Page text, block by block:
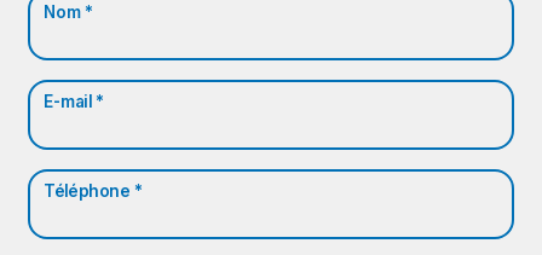
Nom *
E-mail *
Téléphone *